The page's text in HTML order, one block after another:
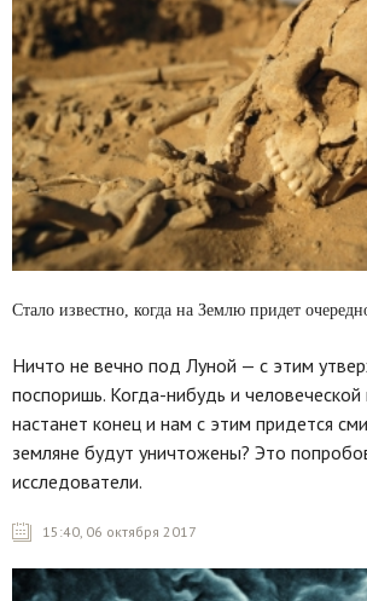
Стало известно, когда на Землю придет
Ничто не вечно под Луной — с этим
поспоришь. Когда-нибудь и человеческой
настанет конец и нам с этим придется
земляне будут уничтожены? Это
исследователи.
15:40, 06 октября 2017